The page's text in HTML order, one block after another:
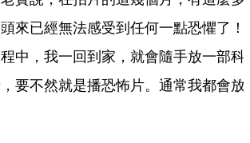
來已經無法感受到任何一點恐懼了！
中，我一回到家，就會隨手放一部科
要不然就是播恐怖片。通常我都會放